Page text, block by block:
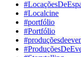
#Localcine
#portfólio
#Portfólio